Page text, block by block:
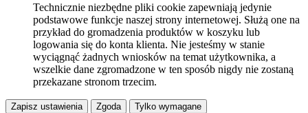
Technicznie niezbędne pliki cookie zapewniają jedynie
podstawowe funkcje naszej strony internetowej. Służą one na
przykład do gromadzenia produktów w koszyku lub
logowania się do konta klienta. Nie jesteśmy w stanie
wyciągnąć żadnych wniosków na temat użytkownika, a
wszelkie dane zgromadzone w ten sposób nigdy nie zostaną
przekazane stronom trzecim.
Zapisz ustawienia Zgoda Tylko wymagane